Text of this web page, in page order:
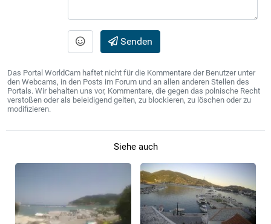
Senden
Das Portal WorldCam haftet nicht für die Kommentare der Benutzer unter
den Webcams, in den Posts im Forum und an allen anderen Stellen des
Portals. Wir behalten uns vor, Kommentare, die gegen das polnische Recht
verstoßen oder als beleidigend gelten, zu blockieren, zu löschen oder zu
modifizieren.
Siehe auch